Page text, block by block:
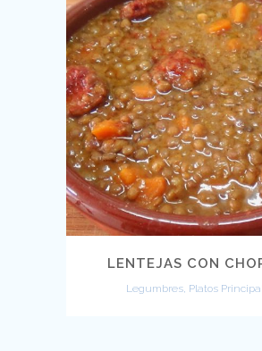
LENTEJAS CON
Legumbres, Platos